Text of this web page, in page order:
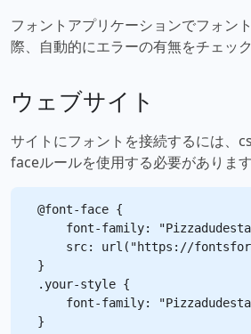
フォントアプリケーションでフォン
際、自動的にエラーの有無をチェック
ウェブサイト
サイトにフォントを接続するには、
faceルールを使用する必要がありま
@font-face {
font-family:
src: url("https://
}
.your-style {
font-family: